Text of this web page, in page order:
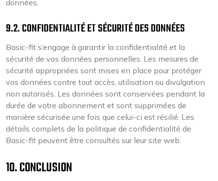
données.
9.2. CONFIDENTIALITÉ ET SÉCURITÉ DES DONNÉES
Basic-fit s’engage à garantir la confidentialité et la
sécurité de vos données personnelles. Les mesures de
sécurité appropriées sont mises en place pour protéger
vos données contre tout accès, utilisation ou divulgation
non autorisés. Les données sont conservées pendant la
durée de votre abonnement et sont supprimées de
manière sécurisée une fois que celui-ci est résilié. Les
détails complets de la politique de confidentialité de
Basic-fit peuvent être consultés sur leur site web.
10. CONCLUSION